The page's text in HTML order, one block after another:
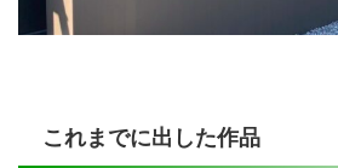
これまでに出した作品